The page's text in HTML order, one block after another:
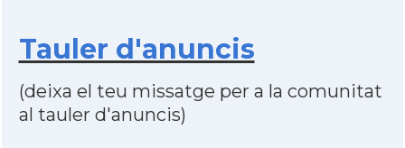
Tauler d'anuncis
(deixa el teu missatge per a la comunitat
al tauler d'anuncis)